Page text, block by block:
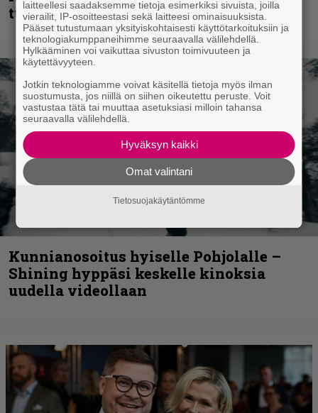
tulevalta soololevyltä
Kunnianosoitus hyiselle Pohjolalle –
Shining hyppäsi keskelle kinoksia
uudella videollaan
laitteellesi saadaksemme tietoja esimerkiksi sivuista, joilla
vierailit, IP-osoitteestasi sekä laitteesi ominaisuuksista.
Pääset tutustumaan yksityiskohtaisesti käyttötarkoituksiin ja
teknologiakumppaneihimme seuraavalla välilehdellä.
Hylkääminen voi vaikuttaa sivuston toimivuuteen ja
käytettävyyteen.
Jotkin teknologiamme voivat käsitellä tietoja myös ilman
suostumusta, jos niillä on siihen oikeutettu peruste. Voit
vastustaa tätä tai muuttaa asetuksiasi milloin tahansa
seuraavalla välilehdellä.
Hyväksyn kaikki
Omat valintani
Tietosuojakäytäntömme